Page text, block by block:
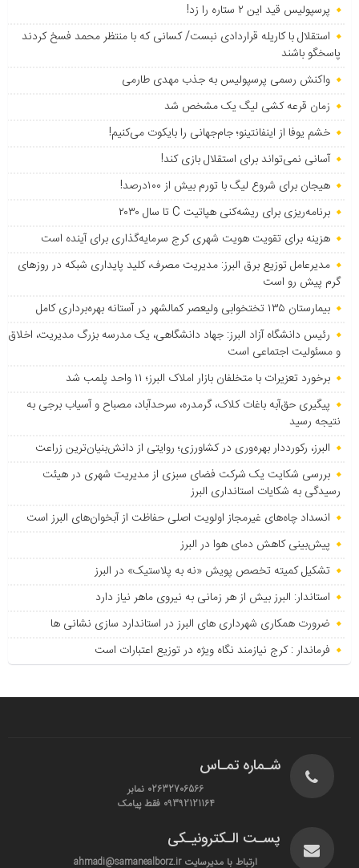
پرسپولیس قید این ۲ ستاره را زد!
استقلال با کاریله قراردادی نبست/ کسانی که با منتظر محمد فسخ کردند
پاسخگو باشند
واکنش رسمی پرسپولیس به جذب مهدی طارمی
زمان قرعه کشی لیگ یک مشخص شد
خشم یوفا از اینفانتینو؛ جام‌جهانی را بایکوت می‌کنیم!
آسانی نمی‌تواند برای استقلال بازی کند!
هیجان برای شروع لیگ با تورم بیش از ۱۰۰درصد!
برنامه‌ریزی برای ریشه‌کنی هپاتیت C تا سال ۲۰۳۰
هزینه برای تقویت هویت شهری کرج سرمایه‌گذاری برای آینده است
مدیرعامل توزیع برق البرز: مدیریت مصرف، کلید پایداری شبکه در روزهای
گرم پیش رو است
بیمارستان ۱۳۵ تختخوابی ولیعصر کمالشهر در آستانه بهره‌برداری کامل
رئیس دانشگاه آزاد البرز: جهاد دانشگاهی، یک مدرسه بزرگ مدیریت، اخلاق
و مسئولیت اجتماعی است
برخورد تعزیرات با متخلفان بازار املاک البرز؛ ۱۱ واحد پلمب شد
پیگیری حق‌آبه باغات کلاک، گرمدره، سرحدآباد، مصباح و آسیاب برجی به
نتیجه رسید
البرز، رکورددار بهره‌وری در کشاورزی؛ روایتی از دانش‌بنیان‌ترین زراعت
بررسی شکایت یک شرکت فضای سبزی از مدیریت شهری در هیئت
رسیدگی به شکایات استانداری البرز
انسداد چاه‌های غیرمجاز اولویت اصلی حفاظت از آبخوان‌های البرز است
پیش‌بینی کاهش دمای هوا در البرز
تشکیل کمیته تخصص پویش «نه به پلاستیک» در البرز
استاندار: البرز بیش از هر زمانی به نیروی ماهر نیاز دارد
ضرورت همکاری شهرداری های البرز در استاندارد سازی نشانی ها
فرماندار : کرج نیازمند نگاه ویژه در توزیع اعتبارات است
شـماره تمـاس
02632706566 نمابر
09392121164 فقط پیامک
پسـت الـکترونیـکی
ارتباط با مدیرسایت ahmadi@samanealborz.ir